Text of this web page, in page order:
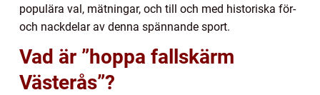
populära val, mätningar, och till och med historiska för-
och nackdelar av denna spännande sport.
Vad är ”hoppa fallskärm
Västerås”?